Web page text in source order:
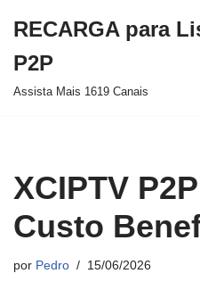
para
o
RECARGA para
P2P
Assista Mais 1619 Canais
XCIPTV
Custo
por Pedro 15/06/2026